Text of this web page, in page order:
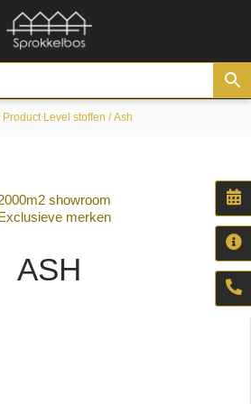
Product Level stoffen / Ash
showroom
merken
ASH